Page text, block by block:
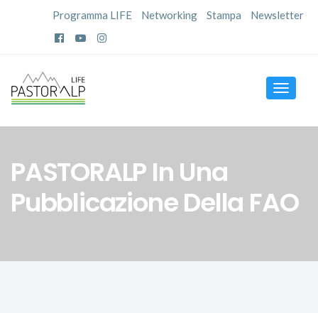
Programma LIFE Networking Stampa Newsletter
Toggle
PASTORALP In Una
Pubblicazione Della FAO